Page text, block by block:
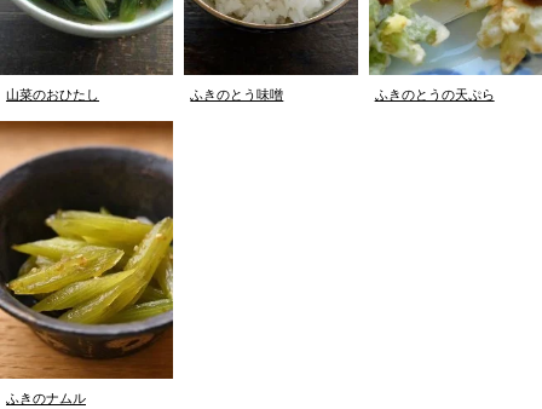
山菜のおひたし ふきのとう味噌 ふきのとうの天ぷら
ふきのナムル